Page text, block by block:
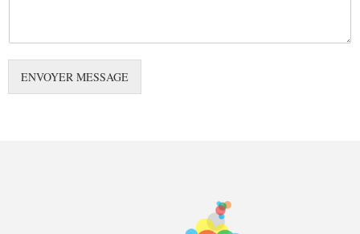
ENVOYER MESSAGE